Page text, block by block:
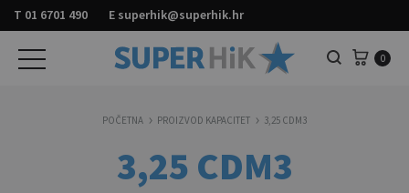
T 01 6701 490 E superhik@superhik.hr
Pretraga 0
3,25 CDM3
POČETNA PROIZVOD KAPACITET 3,25 CDM3